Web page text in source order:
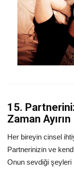
15.
Zaman Ayırın
Her bireyin cinsel
Partnerinizin ve
Onun sevdiği şeyleri